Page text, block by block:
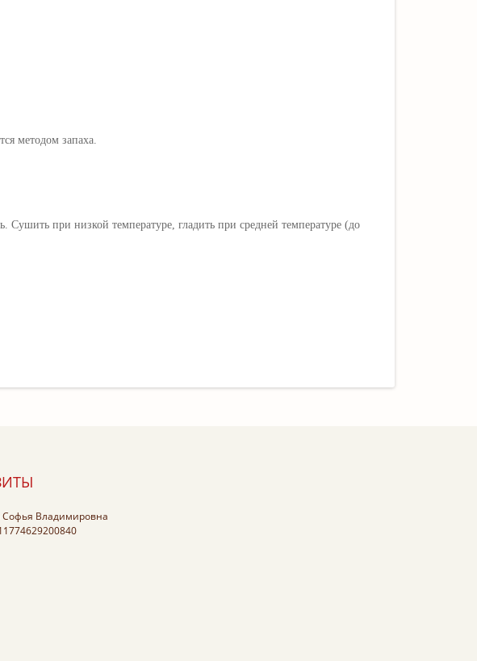
запаха.
при низкой температуре, гладить при средней температуре (до
Софья Владимировна